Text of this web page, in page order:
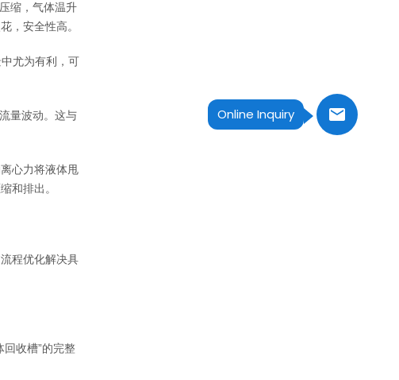
Online Inquiry
缩，气体温升
，安全性高。
尤为有利，可
量波动。这与
心力将液体甩
和排出。
程优化解决具
收槽”的完整